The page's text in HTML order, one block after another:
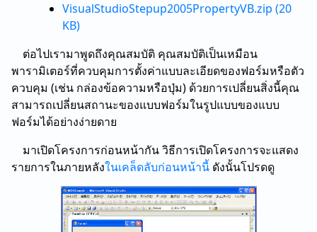
VisualStudioStepup2005PropertyVB.zip (20
KB)
ต่อไปเรามาพูดถึงคุณสมบัติ คุณสมบัติเป็นเหมือน
พารามิเตอร์ที่ควบคุมการตั้งค่าแบบละเอียดของฟอร์มหรือตัว
ควบคุม (เช่น กล่องข้อความหรือปุ่ม) ด้วยการเปลี่ยนสิ่งนี้คุณ
สามารถเปลี่ยนสถานะของแบบฟอร์มในรูปแบบของแบบ
ฟอร์มได้อย่างง่ายดาย
มาเปิดโครงการก่อนหน้ากัน วิธีการเปิดโครงการจะแสดง
รายการในภายหลังในเคล็ดลับก่อนหน้านี้ ดังนั้นโปรดดู